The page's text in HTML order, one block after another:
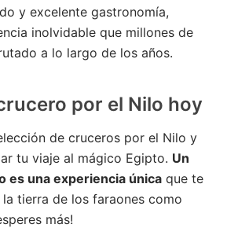
y excelente gastronomía,
inolvidable que millones de
a lo largo de los años.
por el Nilo hoy
de cruceros por el Nilo y
tu viaje al mágico Egipto. Un
es una experiencia única que te
tierra de los faraones como
más!